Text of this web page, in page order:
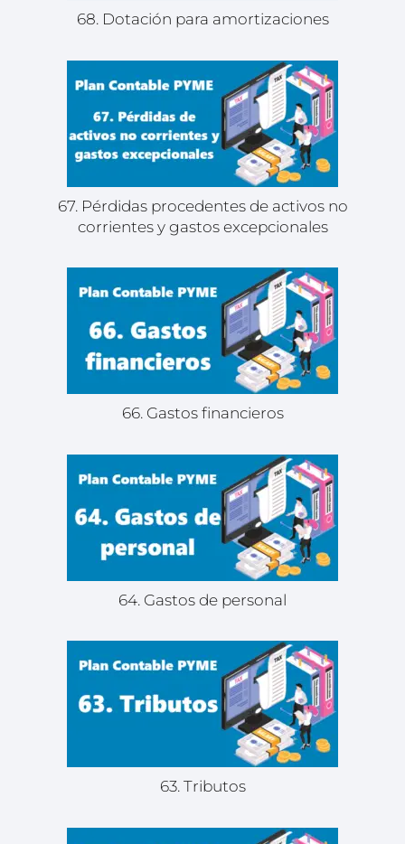
68. Dotación para amortizaciones
67. Pérdidas procedentes de activos no
corrientes y gastos excepcionales
66. Gastos financieros
64. Gastos de personal
63. Tributos